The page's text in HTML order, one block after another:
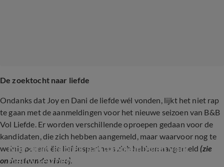
De zoektocht naar liefde
Ondanks dat Joy en Dani de liefde wél vonden, lijkt het niet rap
te gaan met de aanmeldingen voor het nieuwe seizoen van B&B
Vol Liefde. Er worden verschillende oproepen gedaan voor de
kandidaten, die zich hebben aangemeld, maar waarvoor nog te
weinig potentiële liefdespartners zich hebben aangemeld(zie
onderstaande video).
Nog altijd gebrek aan aanmeldingen voor
nieuw seizoen B&B Vol Liefde